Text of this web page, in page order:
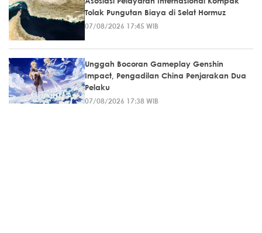
Tolak Pungutan Biaya di Selat Hormuz
07/08/2026 17:45 WIB
Unggah Bocoran Gameplay Genshin
Impact, Pengadilan China Penjarakan Dua
Pelaku
07/08/2026 17:38 WIB